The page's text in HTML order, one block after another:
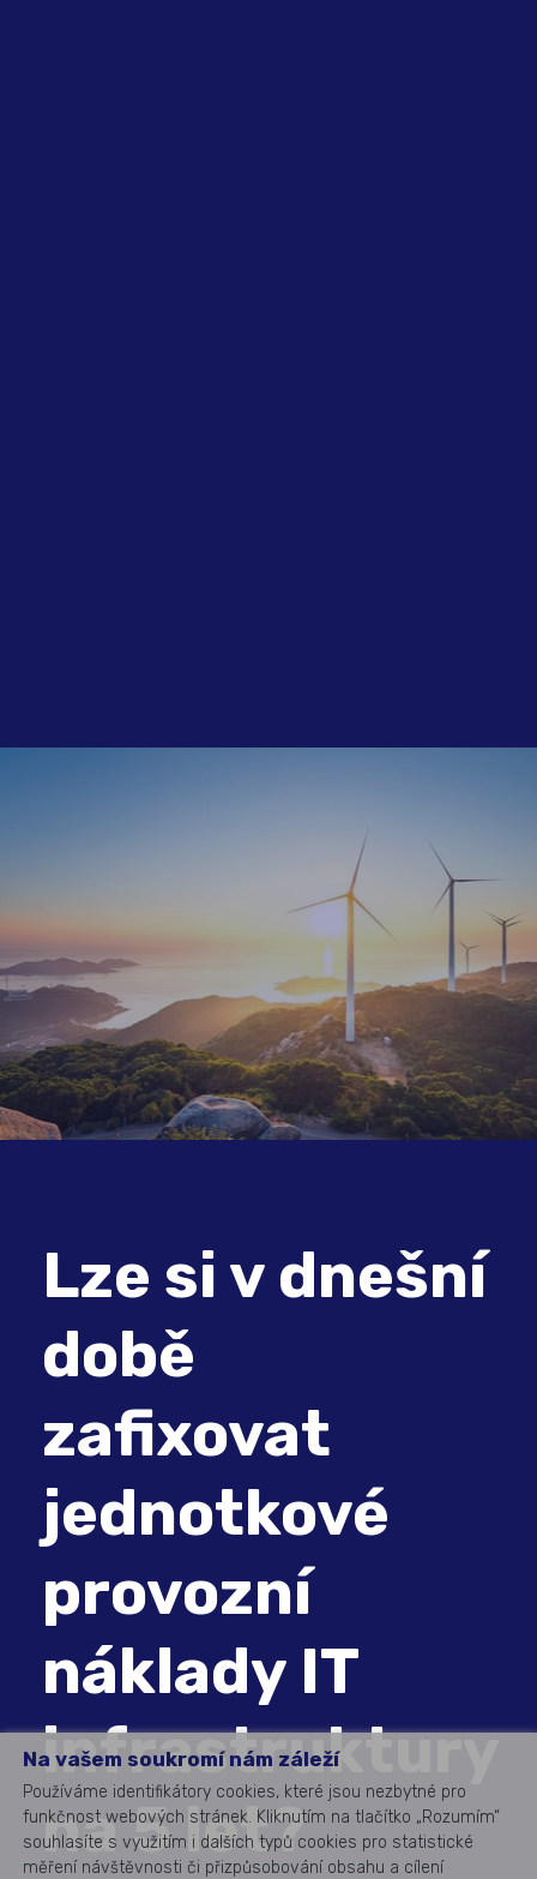
Lze si v dnešní
době
zafixovat
jednotkové
provozní
náklady IT
infrastruktury
na 5 let?
Na vašem soukromí nám záleží
Používáme identifikátory cookies, které jsou nezbytné pro
funkčnost webových stránek. Kliknutím na tlačítko „Rozumím“
souhlasíte s využitím i dalších typů cookies pro statistické
měření návštěvnosti či přizpůsobování obsahu a cílení